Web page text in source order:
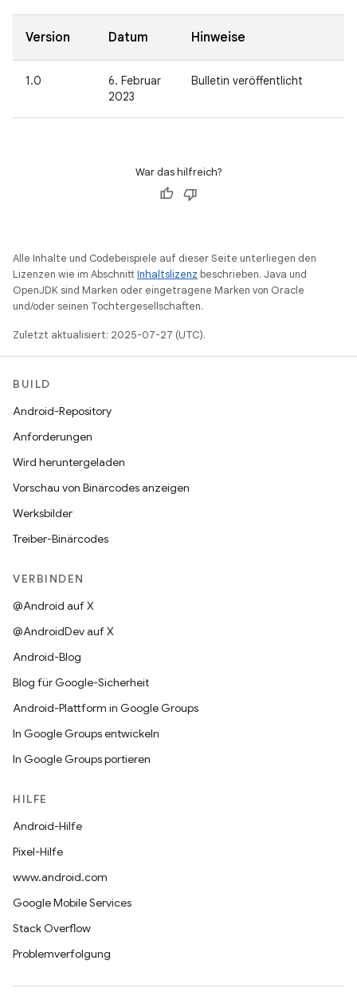
Version Datum Hinweise
1.0
6. Februar
2023
Bulletin veröffentlicht
War das hilfreich?
Alle Inhalte und Codebeispiele auf dieser Seite unterliegen den
Lizenzen wie im AbschnittInhaltslizenz beschrieben. Java und
OpenJDK sind Marken oder eingetragene Marken von Oracle
und/oder seinen Tochtergesellschaften.
Zuletzt aktualisiert: 2025-07-27 (UTC).
BUILD
Android-Repository
Anforderungen
Wird heruntergeladen
Vorschau von Binärcodes anzeigen
Werksbilder
Treiber-Binärcodes
VERBINDEN
@Android auf X
@AndroidDev auf X
Android-Blog
Blog für Google-Sicherheit
Android-Plattform in Google Groups
In Google Groups entwickeln
In Google Groups portieren
HILFE
Android-Hilfe
Pixel-Hilfe
www.android.com
Google Mobile Services
Stack Overflow
Problemverfolgung